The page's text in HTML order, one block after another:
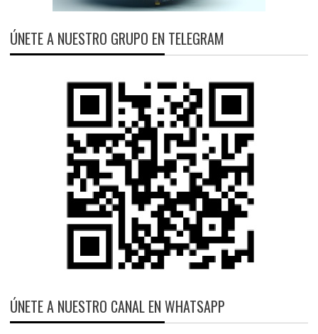
ÚNETE A NUESTRO GRUPO EN TELEGRAM
ÚNETE A NUESTRO CANAL EN WHATSAPP